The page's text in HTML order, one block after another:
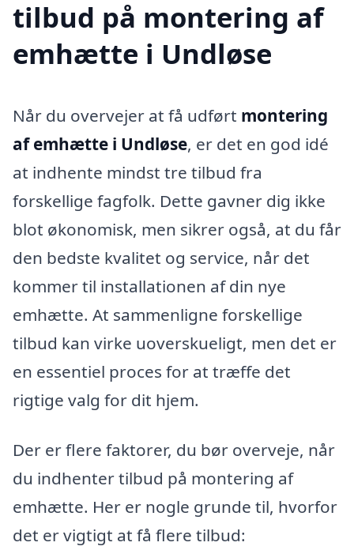
tilbud på montering af
emhætte i Undløse
Når du overvejer at få udført montering
af emhætte i Undløse, er det en god idé
at indhente mindst tre tilbud fra
forskellige fagfolk. Dette gavner dig ikke
blot økonomisk, men sikrer også, at du får
den bedste kvalitet og service, når det
kommer til installationen af din nye
emhætte. At sammenligne forskellige
tilbud kan virke uoverskueligt, men det er
en essentiel proces for at træffe det
rigtige valg for dit hjem.
Der er flere faktorer, du bør overveje, når
du indhenter tilbud på montering af
emhætte. Her er nogle grunde til, hvorfor
det er vigtigt at få flere tilbud: